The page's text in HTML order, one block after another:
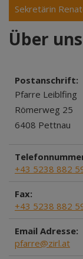
Sekretärin
Über uns
Postanschrift:
Pfarre Leiblfing
Römerweg 25
6408 Pettnau
+43 5238 882
Fax:
+43 5238 882
Email Adresse:
pfarre@zirl.at